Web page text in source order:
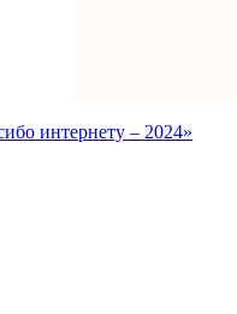
интернету – 2024»